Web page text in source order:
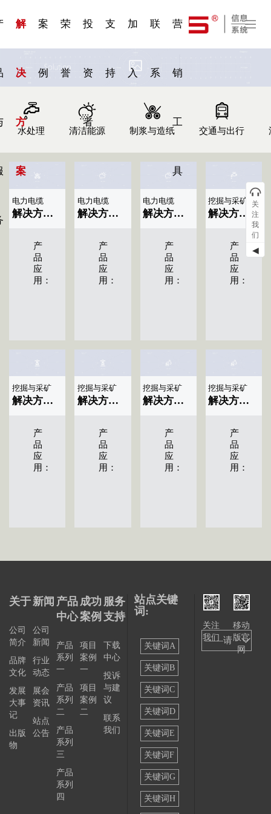
解
决
方
案
案
例
荣
誉
投
资
者
支
持
加
入
联
系
营
销
工
具
水处理 清洁能源 制浆与造纸 交通与出行
电力电缆
解决方案标题名称|显示09条
产
品
应
用：
电力电缆
解决方案标题名称|显示08条
产
品
应
用：
电力电缆
解决方案标题名称|显示07条
产
品
应
用：
挖掘与采矿
解决方案标题名称|显示05条
产
品
应
用：
挖掘与采矿
解决方案标题名称|显示04条
产
品
应
用：
挖掘与采矿
解决方案标题名称|显示03条
产
品
应
用：
挖掘与采矿
解决方案标题名称|显示02条
产
品
应
用：
挖掘与采矿
解决方案标题名称|显示01条
产
品
应
用：
关于
公司
简介
品牌
文化
发展
大事
记
出版
物
新闻
公司
新闻
行业
动态
展会
资讯
站点
公告
产品
中心
产品
系列
一
产品
系列
二
产品
系列
三
产品
系列
四
成功
案例
项目
案例
一
项目
案例
二
服务
支持
下载
中心
投诉
与建
议
联系
我们
站点关键
词:
关键词A
关键词B
关键词C
关键词D
关键词E
关键词F
关键词G
关键词H
关注
我们
移动
版官
网
——请
关
注
我
们
◀